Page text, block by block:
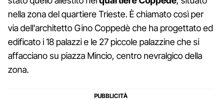
nella zona del quartiere Trieste. È chiamato così per
via dell'architetto Gino Coppedè che ha progettato ed
edificato i 18 palazzi e le 27 piccole palazzine che si
affacciano su piazza Mincio, centro nevralgico della
zona.